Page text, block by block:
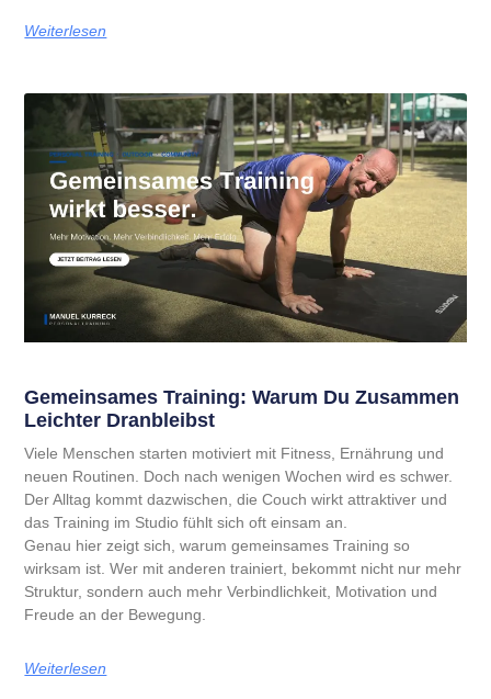
Weiterlesen
Gemeinsames Training: Warum Du Zusammen
Leichter Dranbleibst
Viele Menschen starten motiviert mit Fitness, Ernährung und
neuen Routinen. Doch nach wenigen Wochen wird es schwer.
Der Alltag kommt dazwischen, die Couch wirkt attraktiver und
das Training im Studio fühlt sich oft einsam an.
Genau hier zeigt sich, warum gemeinsames Training so
wirksam ist. Wer mit anderen trainiert, bekommt nicht nur mehr
Struktur, sondern auch mehr Verbindlichkeit, Motivation und
Freude an der Bewegung.
Weiterlesen